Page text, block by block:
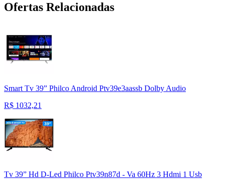
Ofertas Relacionadas
Smart Tv 39” Philco Android Ptv39e3aassb Dolby Audio
R$ 1032,21
Tv 39” Hd D-Led Philco Ptv39n87d - Va 60Hz 3 Hdmi 1 Usb